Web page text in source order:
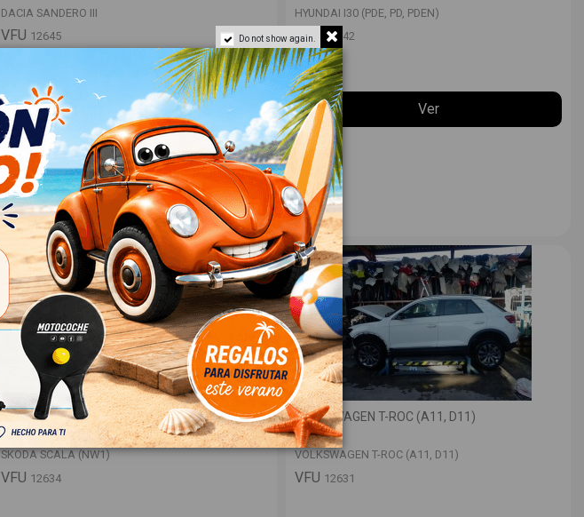
DACIA SANDERO III
VFU 12645
Ver
HYUNDAI I30 (PDE, PD, PDEN)
VFU 12642
Ver
SKODA SCALA (NW1)
SKODA SCALA (NW1)
VFU 12634
VOLKSWAGEN T-ROC (A11, D11)
VOLKSWAGEN T-ROC (A11, D11)
VFU 12631
Do not show again.